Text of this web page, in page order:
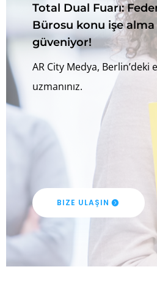
Total Dual Fuarı:
Bürosu konu işe
güveniyor!
AR City Medya,
uzmanınız.
BIZE ULAŞIN